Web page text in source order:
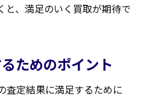
と、満足のいく買取が期待で
ためのポイント
査定結果に満足するために